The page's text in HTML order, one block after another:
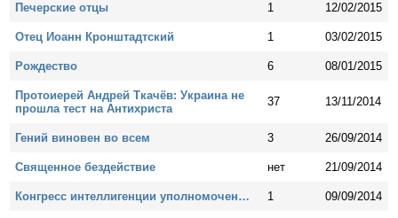
Печерские отцы 1 12/02/2015
Отец Иоанн Кронштадтский 1 03/02/2015
Рождество 6 08/01/2015
Протоиерей Андрей Ткачёв: Украина не
прошла тест на Антихриста
37 13/11/2014
Гений виновен во всем 3 26/09/2014
Священное бездействие нет 21/09/2014
Конгресс интеллигенции уполномочен… 1 09/09/2014